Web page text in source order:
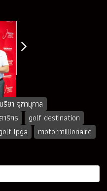
รียา จุฑานุกาล
ริกร
golf destination
lpga motormillionaire